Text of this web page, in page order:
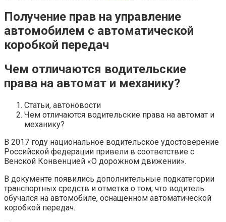
Получение прав на управление
автомобилем с автоматической
коробкой передач
Чем отличаются водительские
права на автомат и механику?
Статьи, автоновости
Чем отличаются водительские права на автомат и
механику?
В 2017 году национальное водительское удостоверение
Российской федерации привели в соответствие с
Венской Конвенцией «О дорожном движении».
В документе появились дополнительные подкатегории
транспортных средств и отметка о том, что водитель
обучался на автомобиле, оснащённом автоматической
коробкой передач.